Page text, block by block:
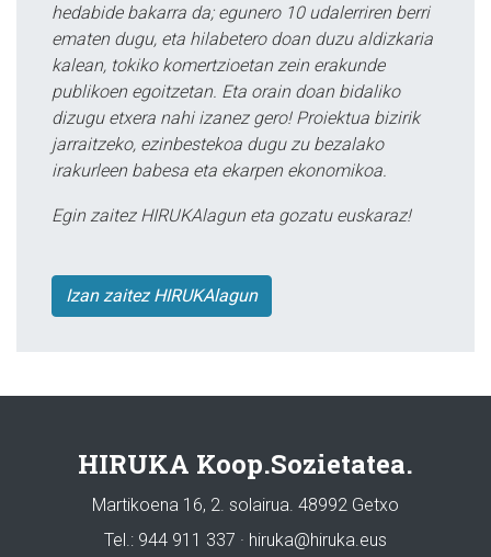
hedabide bakarra da; egunero 10 udalerriren berri
ematen dugu, eta hilabetero doan duzu aldizkaria
kalean, tokiko komertzioetan zein erakunde
publikoen egoitzetan. Eta orain doan bidaliko
dizugu etxera nahi izanez gero! Proiektua bizirik
jarraitzeko, ezinbestekoa dugu zu bezalako
irakurleen babesa eta ekarpen ekonomikoa.
Egin zaitez HIRUKAlagun eta gozatu euskaraz!
Izan zaitez HIRUKAlagun
HIRUKA Koop.Sozietatea.
Martikoena 16, 2. solairua. 48992 Getxo
Tel.: 944 911 337 · hiruka@hiruka.eus